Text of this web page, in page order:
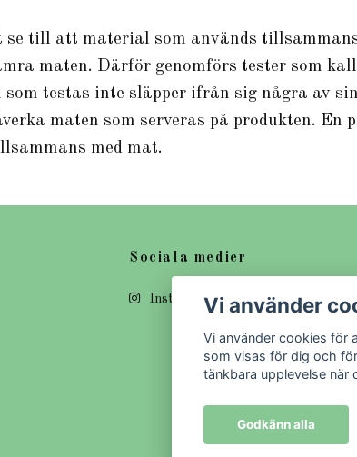
till att material som används
maten. Därför genomförs tester som
testas inte släpper ifrån sig några av
maten som serveras på produkten. En
med mat.
Sociala medier
InstagramVi använder
Vi använder cookies för
som visas för dig och
tänkbara upplevelse när
Godkänn alla